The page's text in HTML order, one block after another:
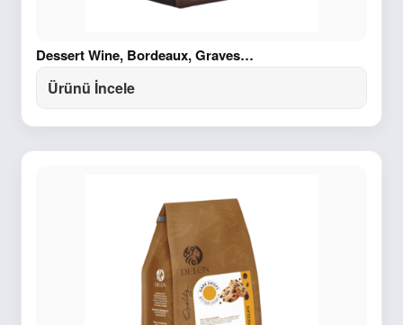
Dessert Wine, Bordeaux, Graves…
Ürünü İncele